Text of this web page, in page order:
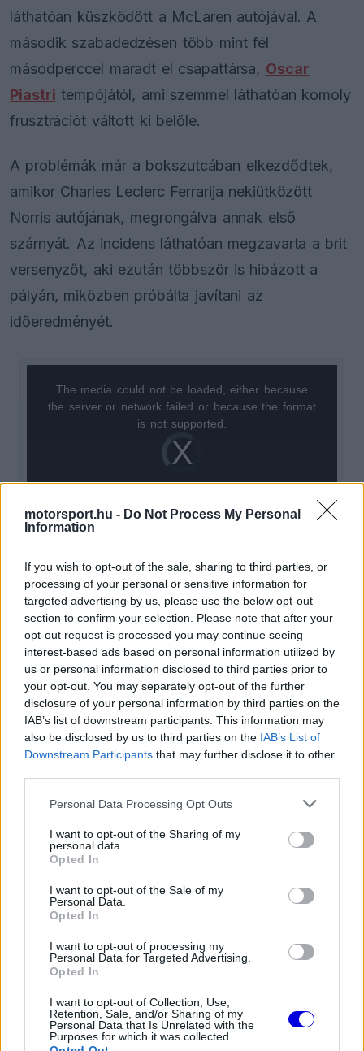
motorsport.hu - Do Not Process My Personal
Information
If you wish to opt-out of the sale, sharing to third parties, or
processing of your personal or sensitive information for
targeted advertising by us, please use the below opt-out
section to confirm your selection. Please note that after your
opt-out request is processed you may continue seeing
interest-based ads based on personal information utilized by
us or personal information disclosed to third parties prior to
your opt-out. You may separately opt-out of the further
disclosure of your personal information by third parties on the
IAB’s list of downstream participants. This information may
also be disclosed by us to third parties on the IAB’s List of
Downstream Participants that may further disclose it to other
Please note that this website/app uses one or more Google
not limited to your visit or usage behaviour. You may click to
grant or deny consent to Google and its third-party tags to
use your data for below specified purposes in below Google
consent section.
Personal Data Processing Opt Outs
I want to opt-out of the Sharing of my
personal data.
Opted In
I want to opt-out of the Sale of my
Personal Data.
Opted In
I want to opt-out of processing my
Personal Data for Targeted Advertising.
Opted In
I want to opt-out of Collection, Use,
Retention, Sale, and/or Sharing of my
Personal Data that Is Unrelated with the
Purposes for which it was collected.
láthatóan küszködött a McLaren autójával. A
második szabadedzésen több mint fél
másodperccel maradt el csapattársa, Oscar
Piastri tempójától, ami szemmel láthatóan komoly
frusztrációt váltott ki belőle.
A problémák már a bokszutcában elkezdődtek,
amikor Charles Leclerc Ferrarija nekiütközött
Norris autójának, megrongálva annak első
szárnyát. Az incidens láthatóan megzavarta a brit
versenyzőt, aki ezután többször is hibázott a
pályán, miközben próbálta javítani az
időeredményét.
Video
Player
loading.
The media could not be loaded, either because
the server or network failed or because the format
is not supported.
Különösen árulkodó volt az a rádióbeszélgetés,
ami Norris és mérnöke, Will Joseph között zajlott.
Amikor Joseph azt javasolta, hogy "valószínűleg
gyorsabbak lehetnénk, ha most DRS nélkül
mennénk néhány kört", Norris ingerülten reagált:
"De az autóm nem fél másodperccel lassabb,
igaz? Az én vezetésem fél másodperccel
EZEKET IS AJÁNLJUK
előnyben, Leclerc támogatást
PIT LANE
autóját